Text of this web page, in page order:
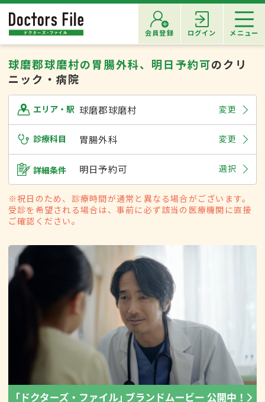
会員登録 ログイン メニュー
球磨郡球磨村の胃腸外科、明日予約可のクリ
ニック・病院
エリア・駅 球磨郡球磨村 変更
診療科目 胃腸外科 変更
詳細条件 明日予約可 選択
※祝日のため、診療時間が通常と異なる場合がございます。
受診を希望される場合は、事前に必ず該当の医療機関に直接
ご確認ください。